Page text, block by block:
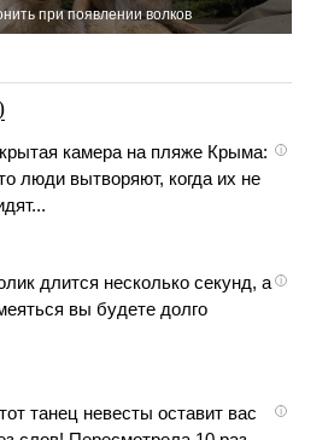
при появлении волков
i
камера на пляже Крыма:
люди вытворяют, когда их не
i
длится несколько секунд, а
вы будете долго
i
танец невесты оставит вас